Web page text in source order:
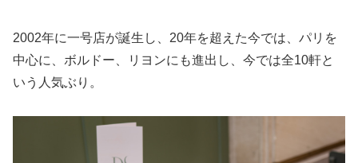
2002年に一号店が誕生し、20年を超えた今では、パリを
中心に、ボルドー、リヨンにも進出し、今では全10軒と
いう人気ぶり。